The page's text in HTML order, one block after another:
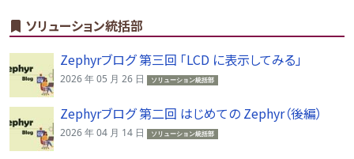
ソリューション統括部
Zephyrブログ 第三回 「LCD に表示してみる」
2026 年 05 月 26 日 ソリューション統括部
Zephyrブログ 第二回 はじめての Zephyr（後編）
2026 年 04 月 14 日 ソリューション統括部